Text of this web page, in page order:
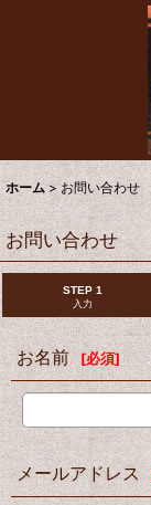
ホーム > お問い合わせ
お問い合わせ
STEP 1
入力
お名前 [必須]
メールアドレス